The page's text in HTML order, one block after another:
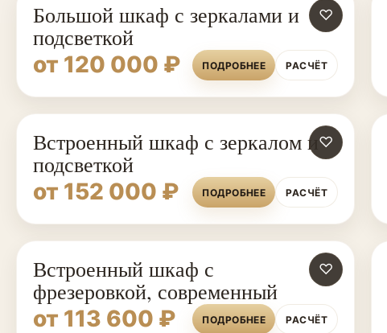
♡
Большой шкаф с зеркалами и
подсветкой
от 120 000 ₽
ПОДРОБНЕЕ РАСЧЁТ
♡
Встроенный шкаф с зеркалом и
подсветкой
от 152 000 ₽
ПОДРОБНЕЕ РАСЧЁТ
♡
Встроенный шкаф с
фрезеровкой, современный
от 113 600 ₽
ПОДРОБНЕЕ РАСЧЁТ